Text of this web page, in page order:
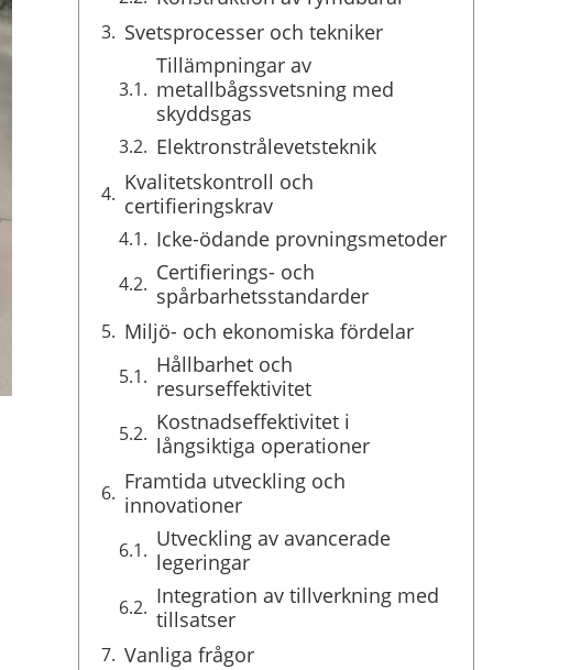
Svetsprocesser och tekniker
Tillämpningar av
metallbågssvetsning med
skyddsgas
Elektronstrålevetsteknik
Kvalitetskontroll och
certifieringskrav
Icke-ödande provningsmetoder
Certifierings- och
spårbarhetsstandarder
Miljö- och ekonomiska fördelar
Hållbarhet och
resurseffektivitet
Kostnadseffektivitet i
långsiktiga operationer
Framtida utveckling och
innovationer
Utveckling av avancerade
legeringar
Integration av tillverkning med
tillsatser
Vanliga frågor